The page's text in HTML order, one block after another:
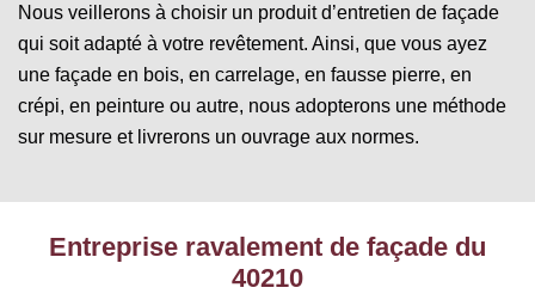
Nous veillerons à choisir un produit d’entretien de façade
qui soit adapté à votre revêtement. Ainsi, que vous ayez
une façade en bois, en carrelage, en fausse pierre, en
crépi, en peinture ou autre, nous adopterons une méthode
sur mesure et livrerons un ouvrage aux normes.
Entreprise ravalement de façade du
40210